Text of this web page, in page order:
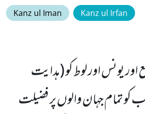
Kanz ul Iman Kanz ul Irfan
اور یونس اور لوط کو (ہدایت
تمام جہان والوں پر فضیلت